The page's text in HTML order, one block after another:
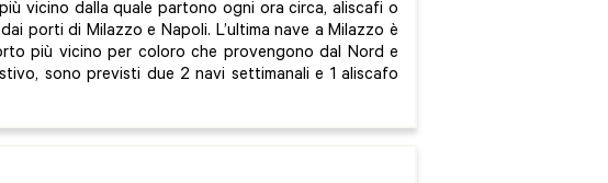
vicino dalla quale partono ogni ora circa, aliscafi o
porti di Milazzo e Napoli. L’ultima nave a Milazzo è
più vicino per coloro che provengono dal Nord e
sono previsti due 2 navi settimanali e 1 aliscafo